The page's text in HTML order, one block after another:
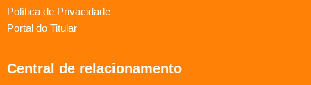
Política de Privacidade
Portal do Titular
Central de relacionamento